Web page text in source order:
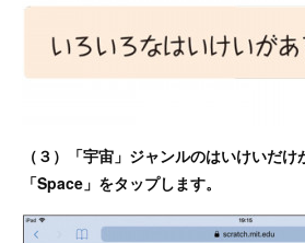
（３）「宇宙」ジャンルのはいけいだけ
「Space」をタップします。